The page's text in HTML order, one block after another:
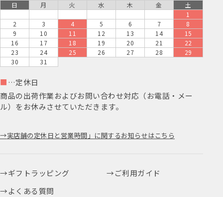
日 月 火 水 木 金
土
1
2
3 4 5 6 7
8
9
10 11 12 13 14
15
16
17 18 19 20 21
22
23
24 25 26 27 28
29
30
31
■ …定休日
商品の出荷作業およびお問い合わせ対応（お電話・メー
ル）をお休みさせていただきます。
実店舗の定休日と営業時間」に関するお知らせはこちら
ギフトラッピング
ご利用ガイド
よくある質問